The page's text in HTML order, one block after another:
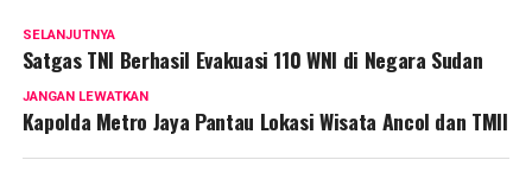
SELANJUTNYA
Satgas TNI Berhasil Evakuasi 110 WNI di Negara Sudan
JANGAN LEWATKAN
Kapolda Metro Jaya Pantau Lokasi Wisata Ancol dan TMII